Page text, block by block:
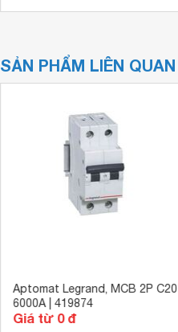
SẢN PHẨM LIÊN QUAN
Aptomat Legrand, MCB 2P C20
6000A | 419874
Giá từ 0 đ